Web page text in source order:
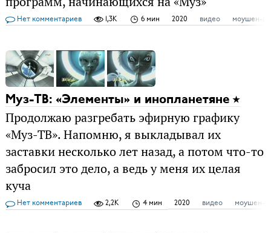
Нет комментариев 1,3K 6 мин 2020 видео моушен-
Муз-ТВ: «Элементы» и инопланетяне
Продолжаю разгребать эфирную графику
«Муз-ТВ». Напомню, я выкладывал их
заставки несколько лет назад, а потом что-то
забросил это дело, а ведь у меня их целая
куча
Нет комментариев 2,2K 4 мин 2020 видео моушен-